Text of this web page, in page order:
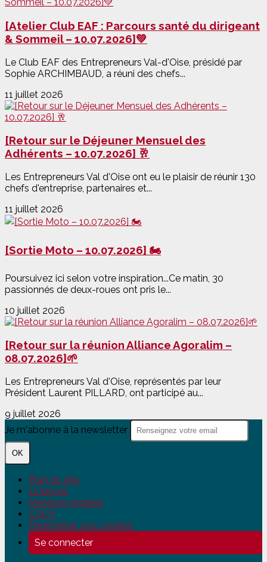
[Atelier Club EAF : Parcours santé du dirigeant
& Sommeil – 10.07.2026]💚
Le Club EAF des Entrepreneurs Val-d'Oise, présidé par
Sophie ARCHIMBAUD, a réuni des chefs...
11 juillet 2026
[Retour sur le Déjeuner Mensuel des
Adhérents – 10.07.2026] 🥂
Les Entrepreneurs Val d'Oise ont eu le plaisir de réunir 130
chefs d'entreprise, partenaires et...
11 juillet 2026
[Sortie Moto – 10.07.2026] 🏍️
Poursuivez ici selon votre inspiration...Ce matin, 30
passionnés de deux-roues ont pris le...
10 juillet 2026
[Retour sur la réunion Alliance Agoralim –
08.07.2026]🌱
Les Entrepreneurs Val d'Oise, représentés par leur
Président Laurent PILLARD, ont participé au...
9 juillet 2026
Je m'abonne à la newsletter
OK
Plan du site
Licences
Mentions légales
CGUV
Paramétrer vos cookies
Se connecter